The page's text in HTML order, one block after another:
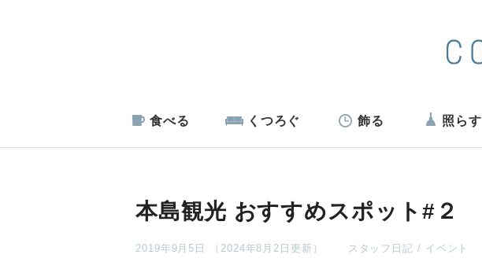
食べる くつろぐ 飾る 照らす
本島観光 おすすめスポット#２
2019年9月5日 （2024年8月2日更新） スタッフ日記 イベント